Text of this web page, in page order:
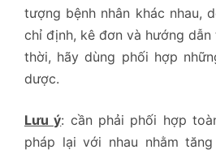
tượng bệnh nhân khác nhau,
chỉ định, kê đơn và hướng
thời, hãy dùng phối hợp
dược.
Lưu ý: cần phải phối hợp
pháp lại với nhau nhằm